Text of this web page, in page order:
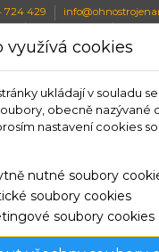
724 429
Přihlásit
36 ran Earths Family
využívá cookies
ukládají v souladu
obecně nazývané
nastavení cookies
nutné soubory
soubory cookies
soubory cookies